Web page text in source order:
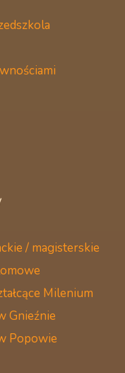
/ magisterskie
Milenium
Gnieźnie
Popowie